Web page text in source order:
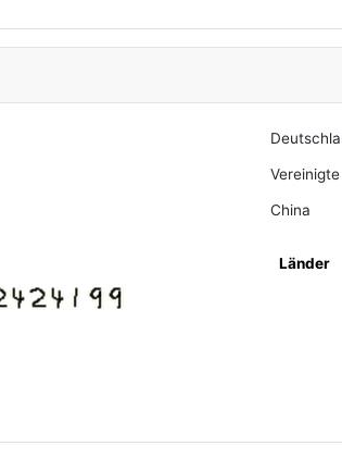
China
Länder